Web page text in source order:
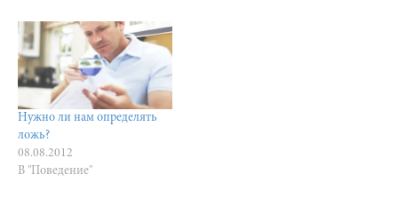
Нужно ли нам определять
ложь?
08.08.2012
В "Поведение"